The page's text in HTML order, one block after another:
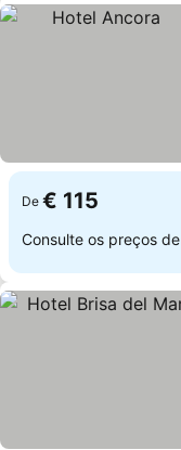
De € 115
Consulte os preços de